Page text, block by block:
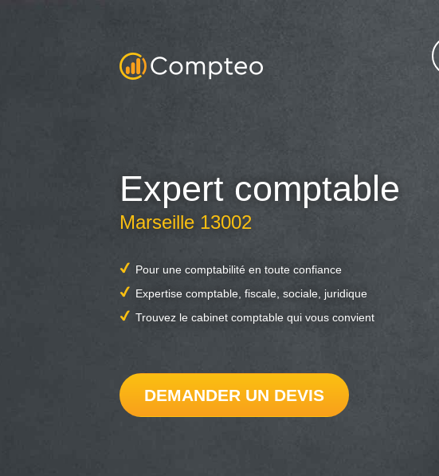
Expert comptable
Marseille 13002
Pour une comptabilité en toute confiance
Expertise comptable, fiscale, sociale, juridique
Trouvez le cabinet comptable qui vous convient
DEMANDER UN DEVIS